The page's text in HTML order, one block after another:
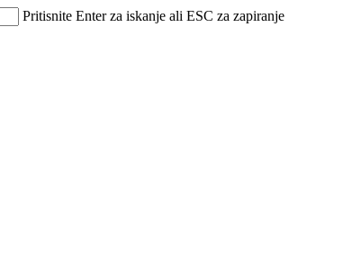
Pritisnite Enter za iskanje ali ESC za zapiranje